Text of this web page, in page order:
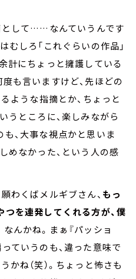
として……なんていうんです
しろ「これぐらいの作品」
計にちょっと擁護している
も言いますけど、先ほどの
ような指摘とか、ちょっと
うところに、楽しみながら
、大事な視点かと思いま
めなかった、という人の感
わくばメルギブさん、 もっ
を連発してくれる方が、僕
なんかね。まぁ『パッショ
ていうのも、違った意味で
かね（笑）。ちょっと怖さも